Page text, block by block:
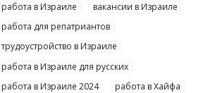
работа в Израиле
вакансии в Израиле
работа для репатриантов
трудоустройство в Израиле
работа в Израиле для русских
работа в Израиле 2024
работа в Хайфа